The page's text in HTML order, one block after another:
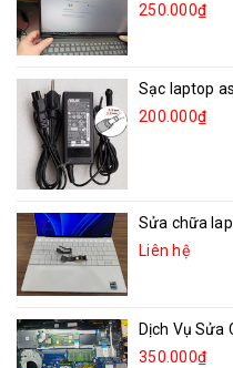
250.000₫
Sạc laptop
200.000₫
Sửa chữa
Liên hệ
Dịch Vụ Sửa
350.000₫